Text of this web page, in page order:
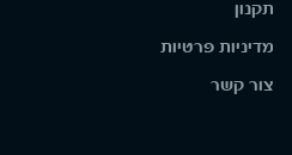
תקנון
מדיניות פרטיות
צור קשר